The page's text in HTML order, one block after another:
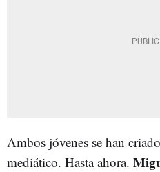
Ambos jóvenes se han
mediático. Hasta ahora.